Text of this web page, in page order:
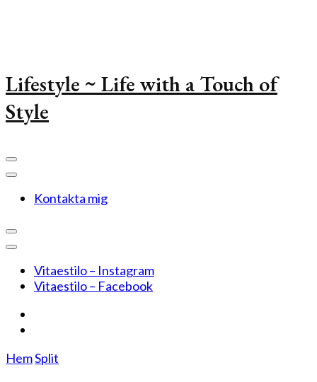
Lifestyle ~ Life with a Touch of
Style
Kontakta mig
Vitaestilo – Instagram
Vitaestilo – Facebook
HemSplit